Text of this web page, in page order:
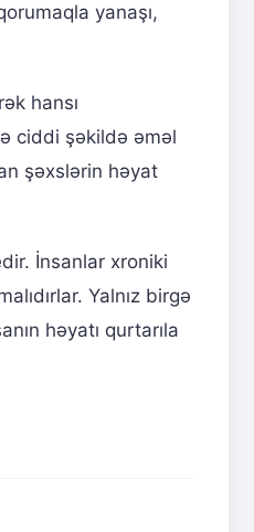
yanaşı,
hansı
ciddi şəkildə əməl
şəxslərin həyat
İnsanlar xroniki
Yalnız birgə
həyatı qurtarıla